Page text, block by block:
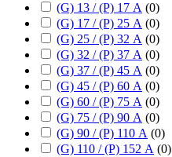
(G) 13 / (P) 17 А (0)
(G) 17 / (P) 25 А (0)
(G) 25 / (P) 32 А (0)
(G) 32 / (P) 37 А (0)
(G) 37 / (P) 45 А (0)
(G) 45 / (P) 60 А (0)
(G) 60 / (P) 75 А (0)
(G) 75 / (P) 90 А (0)
(G) 90 / (P) 110 А (0)
(G) 110 / (P) 152 А (0)